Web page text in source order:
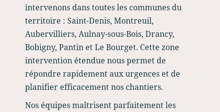
intervenons dans toutes les communes du
territoire : Saint-Denis, Montreuil,
Aubervilliers, Aulnay-sous-Bois, Drancy,
Bobigny, Pantin et Le Bourget. Cette zone
intervention étendue nous permet de
répondre rapidement aux urgences et de
planifier efficacement nos chantiers.
Nos équipes maîtrisent parfaitement les